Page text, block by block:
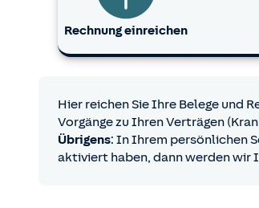
Rechnung einreichen
Hier reichen Sie Ihre Belege und
Vorgänge zu Ihren Verträgen
Übrigens: In Ihrem persönlichen
aktiviert haben, dann werden wir